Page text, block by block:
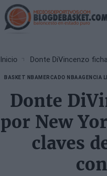
Skip
to
main
Inicio
BASKET NBAMERCADO NBAAGENCIA
Donte
por New
claves